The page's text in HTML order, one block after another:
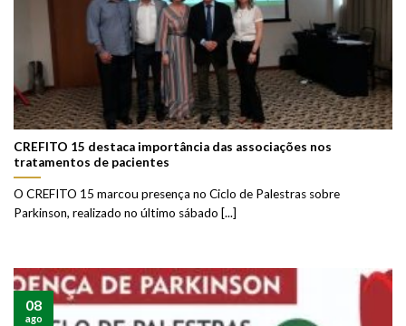
CREFITO 15 destaca importância das associações nos
tratamentos de pacientes
O CREFITO 15 marcou presença no Ciclo de Palestras sobre
Parkinson, realizado no último sábado [...]
08
ago